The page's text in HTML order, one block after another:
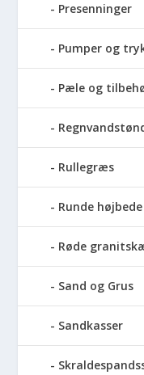
Presenninger
Pumper og
Pæle og
Rullegræs
Runde højbede
Røde
Sand og Grus
Sandkasser